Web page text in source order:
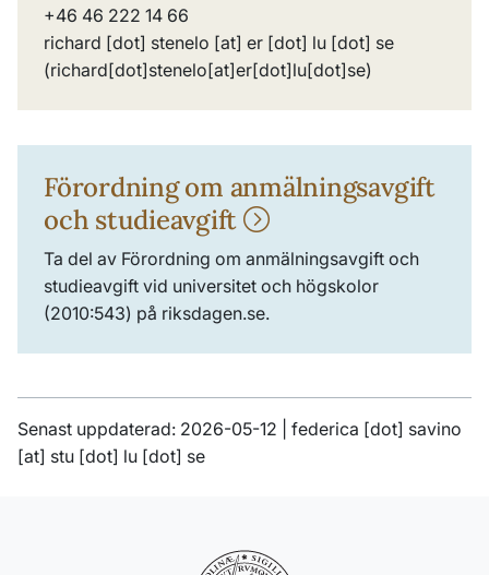
+46 46 222 14 66
richard [dot] stenelo [at] er [dot] lu [dot] se
(richard[dot]stenelo[at]er[dot]lu[dot]se)
Förordning om anmälningsavgift
och studieavgift
Ta del av Förordning om anmälningsavgift och
studieavgift vid universitet och högskolor
(2010:543) på riksdagen.se.
Senast uppdaterad: 2026-05-12 | federica [dot] savino
[at] stu [dot] lu [dot] se